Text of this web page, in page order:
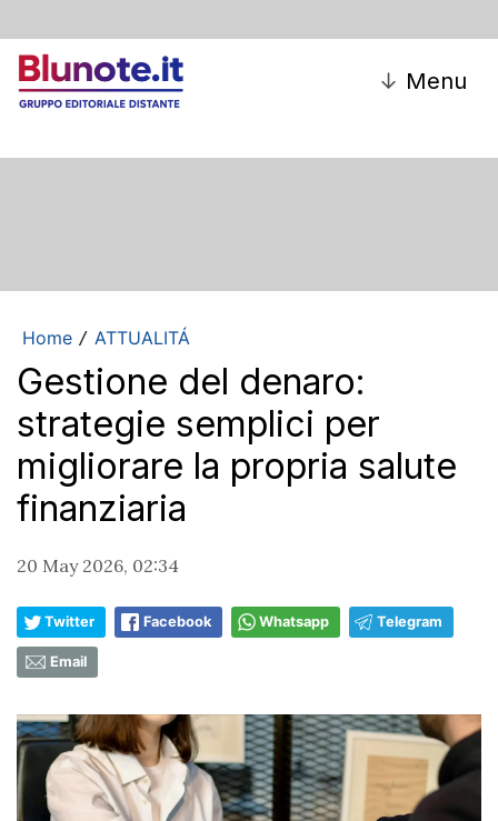
↓ Menu
Home / ATTUALITÁ
Gestione del denaro:
strategie semplici per
migliorare la propria salute
finanziaria
20 May 2026, 02:34
Twitter Facebook Whatsapp Telegram
Email